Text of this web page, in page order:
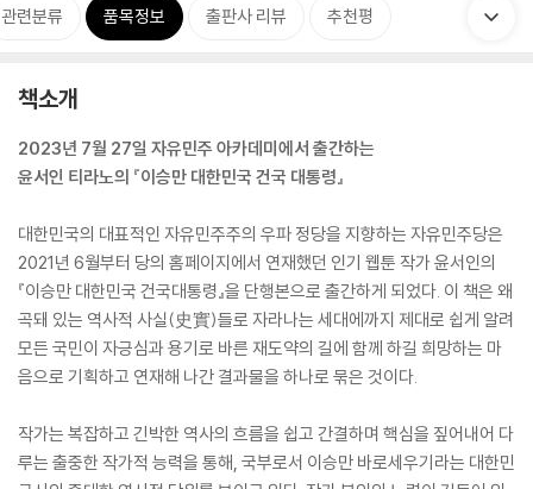
관련분류 품목정보 출판사 리뷰 추천평
책소개
2023년 7월 27일 자유민주 아카데미에서 출간하는
윤서인 티라노의 『이승만 대한민국 건국 대통령』
대한민국의 대표적인 자유민주주의 우파 정당을 지향하는 자유민주당은
2021년 6월부터 당의 홈페이지에서 연재했던 인기 웹툰 작가 윤서인의
『이승만 대한민국 건국대통령』을 단행본으로 출간하게 되었다. 이 책은 왜
곡돼 있는 역사적 사실(史實)들로 자라나는 세대에까지 제대로 쉽게 알려
모든 국민이 자긍심과 용기로 바른 재도약의 길에 함께 하길 희망하는 마
음으로 기획하고 연재해 나간 결과물을 하나로 묶은 것이다.
작가는 복잡하고 긴박한 역사의 흐름을 쉽고 간결하며 핵심을 짚어내어 다
루는 출중한 작가적 능력을 통해, 국부로서 이승만 바로세우기라는 대한민